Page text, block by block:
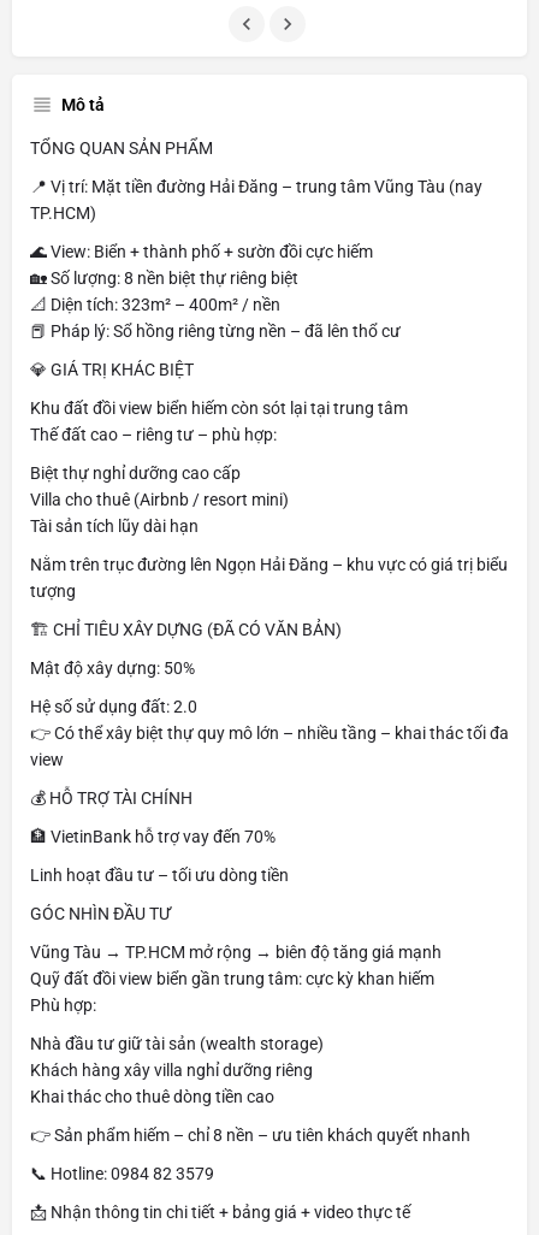
Mô tả
TỔNG QUAN SẢN PHẨM
📍 Vị trí: Mặt tiền đường Hải Đăng – trung tâm Vũng Tàu (nay
TP.HCM)
🌊 View: Biển + thành phố + sườn đồi cực hiếm
🏡 Số lượng: 8 nền biệt thự riêng biệt
📐 Diện tích: 323m² – 400m² / nền
📕 Pháp lý: Sổ hồng riêng từng nền – đã lên thổ cư
💎 GIÁ TRỊ KHÁC BIỆT
Khu đất đồi view biển hiếm còn sót lại tại trung tâm
Thế đất cao – riêng tư – phù hợp:
Biệt thự nghỉ dưỡng cao cấp
Villa cho thuê (Airbnb / resort mini)
Tài sản tích lũy dài hạn
Nằm trên trục đường lên Ngọn Hải Đăng – khu vực có giá trị biểu
tượng
🏗️ CHỈ TIÊU XÂY DỰNG (ĐÃ CÓ VĂN BẢN)
Mật độ xây dựng: 50%
Hệ số sử dụng đất: 2.0
👉 Có thể xây biệt thự quy mô lớn – nhiều tầng – khai thác tối đa
view
💰 HỖ TRỢ TÀI CHÍNH
🏦 VietinBank hỗ trợ vay đến 70%
Linh hoạt đầu tư – tối ưu dòng tiền
GÓC NHÌN ĐẦU TƯ
Vũng Tàu → TP.HCM mở rộng → biên độ tăng giá mạnh
Quỹ đất đồi view biển gần trung tâm: cực kỳ khan hiếm
Phù hợp:
Nhà đầu tư giữ tài sản (wealth storage)
Khách hàng xây villa nghỉ dưỡng riêng
Khai thác cho thuê dòng tiền cao
👉 Sản phẩm hiếm – chỉ 8 nền – ưu tiên khách quyết nhanh
📞 Hotline: 0984 82 3579
📩 Nhận thông tin chi tiết + bảng giá + video thực tế